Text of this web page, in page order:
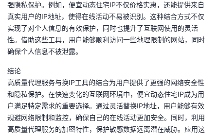
强隐私保护。例如，便宜动态住宅IP不仅价格实惠，还能提供来自
真实用户的IP地址，使得在线活动不易被识别。这种结合方式不仅
实现了对个人信息的有效保护，同时也提升了互联网使用的灵活
性。借助这些工具，用户能够顺利访问一些地理限制的网站，同时
确保个人信息不被泄露。
结论
高质量代理服务与换IP工具的结合为用户提供了更强的网络安全性
和隐私保护。在快速变化的互联网环境中，便宜动态住宅IP成为用
户满足特定需求的重要选择。通过灵活替换IP地址，用户能够有效
规避网络限制和监控，确保自己的在线活动更加安全。同时，利用
高质量代理服务的加密特性，保护敏感数据远离潜在威胁。应用这